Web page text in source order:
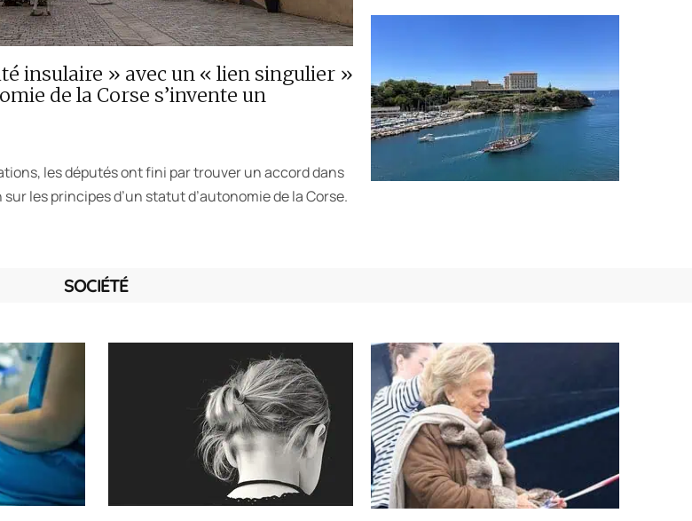
insulaire » avec un « lien singulier »
de la Corse s’invente un
les députés ont fini par trouver un accord dans
les principes d’un statut d’autonomie de la Corse.
SOCIÉTÉ